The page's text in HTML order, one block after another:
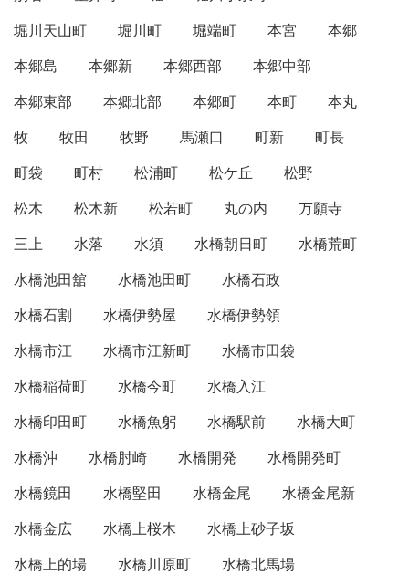
堀川天山町
堀川町 堀端町 本宮
本郷
本郷島
本郷新 本郷西部
本郷中部
本郷東部
本郷北部 本郷町 本町
本丸
牧
牧田 牧野 馬瀬口 町新
町長
町袋
町村 松浦町 松ケ丘
松野
松木
松木新 松若町 丸の内
万願寺
三上
水落 水須 水橋朝日町
水橋荒町
水橋池田舘
水橋池田町
水橋石政
水橋石割
水橋伊勢屋
水橋伊勢領
水橋市江
水橋市江新町
水橋市田袋
水橋稲荷町
水橋今町
水橋入江
水橋印田町
水橋魚躬 水橋駅前
水橋大町
水橋沖
水橋肘崎 水橋開発
水橋開発町
水橋鏡田
水橋堅田 水橋金尾
水橋金尾新
水橋金広
水橋上桜木
水橋上砂子坂
水橋上的場
水橋川原町
水橋北馬場